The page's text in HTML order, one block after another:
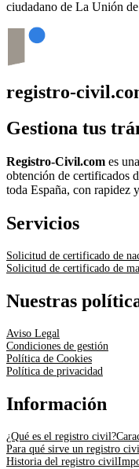
ciudadano de La Unión
registro-
Gestiona tus
Registro-Civil.com es
obtención de certificados
toda España, con rapidez
Servicios
Solicitud de certificado de
Solicitud de certificado de
Nuestras
Aviso Legal
Condiciones de gestión
Política de Cookies
Política de privacidad
Información
¿Qué es el registro civil?
Para qué sirve un registro
Historia del registro civil